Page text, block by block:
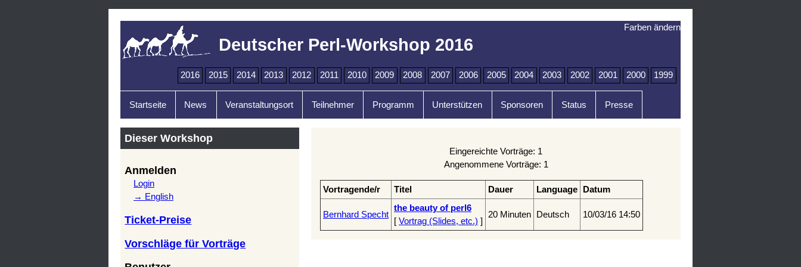
Deutscher Perl-Workshop 2016
2016 2015 2014 2013 2012 2011 2010 2009 2008 2007 2006 2005 2004 2003 2002 2001 2000 1999
Startseite News Veranstaltungsort Teilnehmer Programm Unterstützen Sponsoren Status Presse
Farben ändern
Dieser Workshop
Anmelden
Login
→ English
Ticket-Preise
Vorschläge für Vorträge
Eingereichte Vorträge: 1
Angenommene Vorträge: 1
Vortragende/r Titel Dauer Language Datum
Bernhard Specht
‎the beauty of perl6‎
[ Vortrag (Slides, etc.) ]
20 Minuten Deutsch 10/03/16 14:50